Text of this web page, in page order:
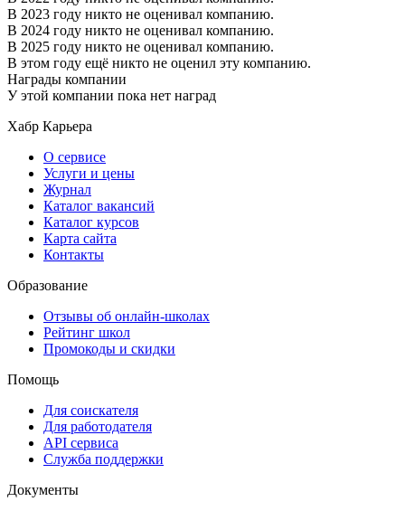
В 2023 году никто не оценивал компанию.
В 2024 году никто не оценивал компанию.
В 2025 году никто не оценивал компанию.
В этом году ещё никто не оценил эту компанию.
Награды компании
У этой компании пока нет наград
Хабр Карьера
О сервисе
Услуги и цены
Журнал
Каталог вакансий
Каталог курсов
Карта сайта
Контакты
Образование
Отзывы об онлайн-школах
Рейтинг школ
Промокоды и скидки
Помощь
Для соискателя
Для работодателя
API сервиса
Служба поддержки
Документы